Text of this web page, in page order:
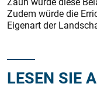
Zudem würde die
Eigenart der
LESEN SIE